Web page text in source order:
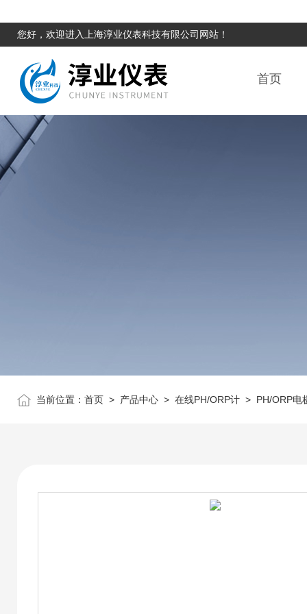
您好，欢迎进入上海淳业仪表科技有限公司网站！
首页
当前位置： 首页 > 产品中心 > 在线PH/ORP计 > PH/ORP电